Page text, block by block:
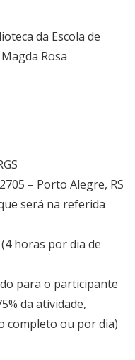
da Escola de
Rosa
– Porto Alegre, RS
será na referida
horas por dia de
para o participante
da atividade,
completo ou por dia)